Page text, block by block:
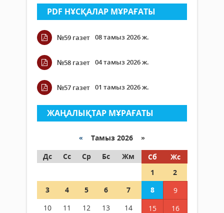
PDF НҰСҚАЛАР МҰРАҒАТЫ
№59 газет 08 тамыз 2026 ж.
№58 газет 04 тамыз 2026 ж.
№57 газет 01 тамыз 2026 ж.
ЖАҢАЛЫҚТАР МҰРАҒАТЫ
« Тамыз 2026 »
Дс
Сс Ср Бс Жм Сб
Жс
1
2
3
4 5 6 7 8
9
10
11 12 13 14 15
16